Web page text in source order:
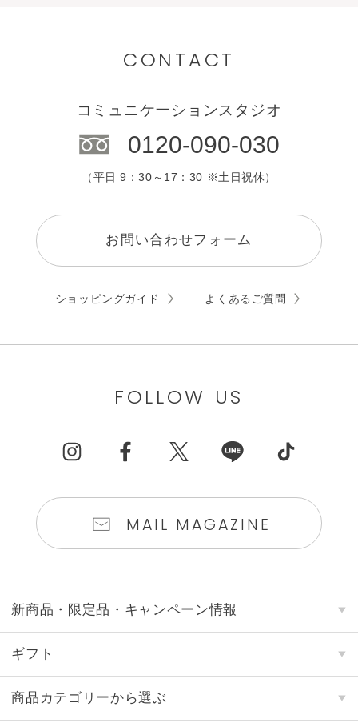
カウンセリングCONTACT
コミュニケーションスタジオ
0120-090-030
（平日 9：30～17：30 ※土日祝休）
お問い合わせフォーム
ショッピングガイド よくあるご質問
FOLLOW US
MAIL MAGAZINE
新商品・限定品・キャンペーン情報
ギフト
商品カテゴリーから選ぶ